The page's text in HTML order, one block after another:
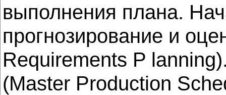
выполнения плана.
прогнозирование и
Requirements P
(Master Production